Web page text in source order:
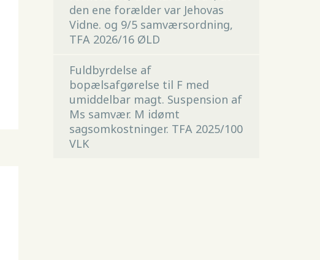
den ene forælder var Jehovas
Vidne. og 9/5 samværsordning,
TFA 2026/16 ØLD
Fuldbyrdelse af
bopælsafgørelse til F med
umiddelbar magt. Suspension af
Ms samvær. M idømt
sagsomkostninger. TFA 2025/100
VLK